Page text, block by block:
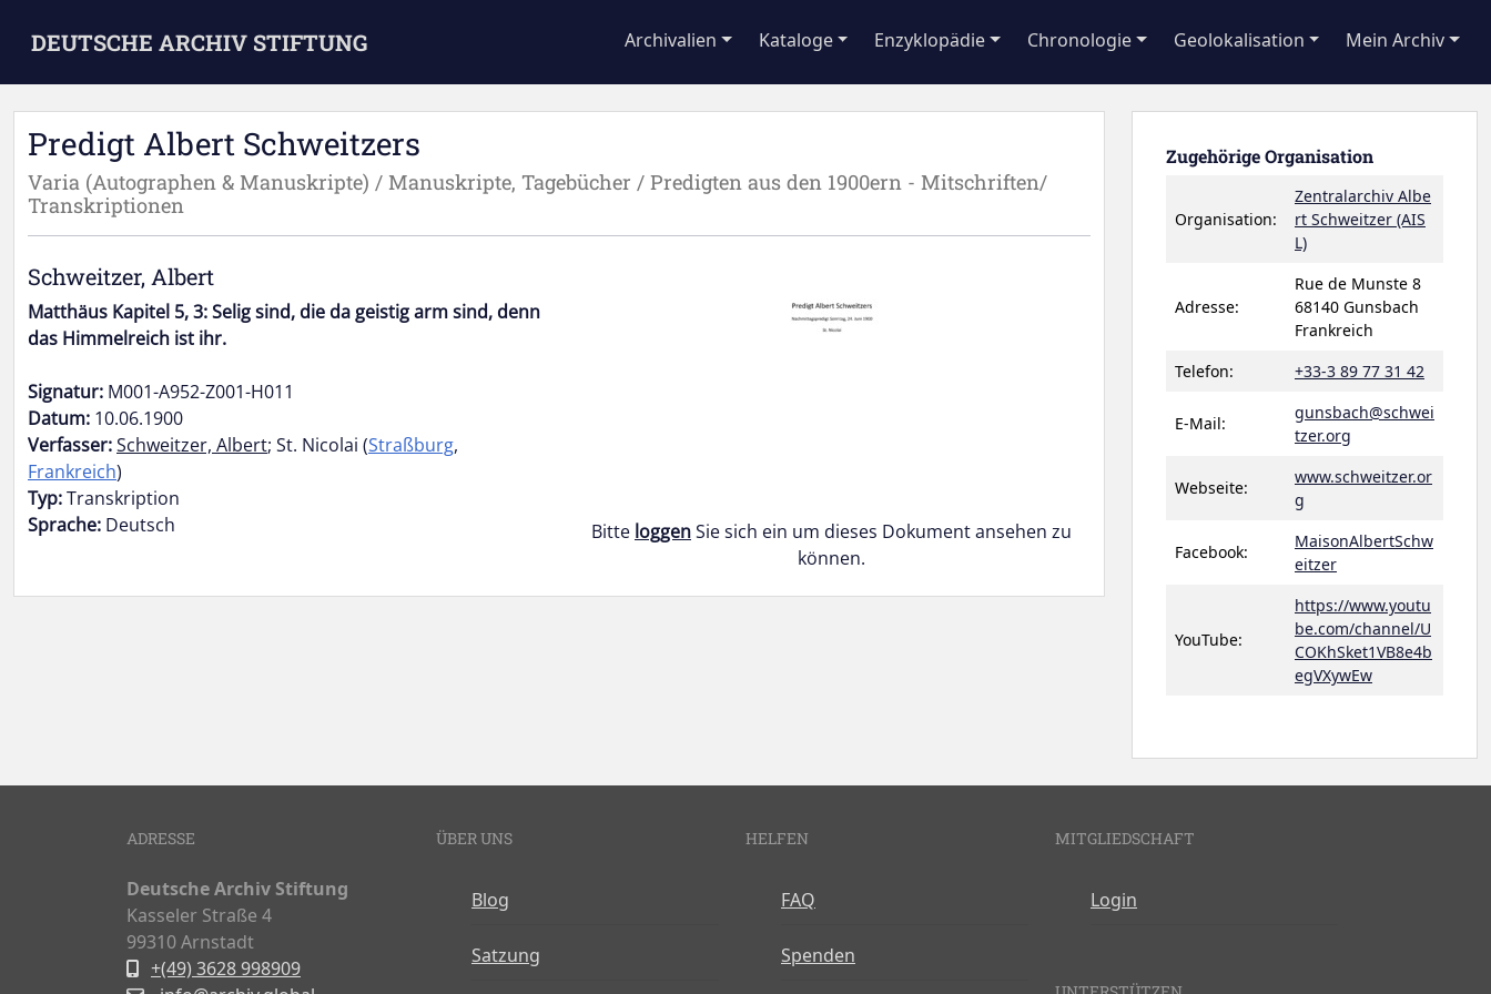
DEUTSCHE ARCHIV STIFTUNG Archivalien Kataloge Enzyklopädie Chronologie Geolokalisation Mein Archiv
Predigt Albert Schweitzers
Varia (Autographen & Manuskripte) / Manuskripte, Tagebücher / Predigten aus den 1900ern - Mitschriften/
Transkriptionen
Schweitzer, Albert
Matthäus Kapitel 5, 3: Selig sind, die da geistig arm sind, denn
das Himmelreich ist ihr.
Signatur: M001-A952-Z001-H011
Datum: 10.06.1900
Verfasser:Schweitzer, Albert; St. Nicolai (Straßburg,
Frankreich)
Typ:Transkription
Sprache: Deutsch Bitte loggenSie sich ein um dieses Dokument ansehen zu
können.
Doukmente-Navigation
Zugehörige Organisation
Organisation:
Zentralarchiv Albe
rt Schweitzer (AIS
L)
Adresse:
Rue de Munste 8
68140 Gunsbach
Frankreich
Telefon:
+33-3 89 77 31 42
E-Mail:
gunsbach@schwei
tzer.org
Webseite:
www.schweitzer.or
g
Facebook:
MaisonAlbertSchw
eitzer
YouTube:
https://www.youtu
be.com/channel/U
COKhSket1VB8e4b
egVXywEw
ADRESSE
Deutsche Archiv Stiftung
Kasseler Straße 4
99310 Arnstadt
+(49) 3628 998909
ÜBER UNS
Blog
Satzung
HELFEN
FAQ
Spenden
MITGLIEDSCHAFT
Login